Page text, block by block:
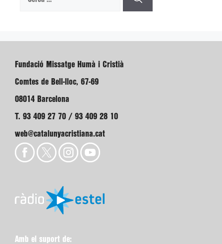
Fundació Missatge Humà i Cristià
Comtes de Bell-lloc, 67-69
08014 Barcelona
T. 93 409 27 70 / 93 409 28 10
web@catalunyacristiana.cat
Amb el suport de: